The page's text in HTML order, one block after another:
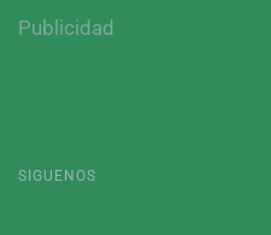
Publicidad
SIGUENOS